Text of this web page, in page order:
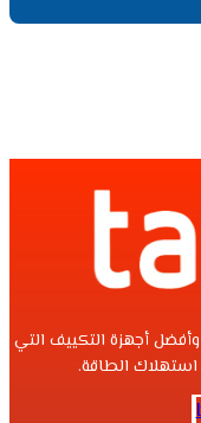
أجهزة التكييف التي
استهلاك الطاقة.